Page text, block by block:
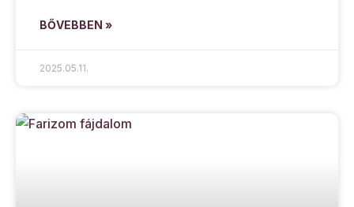
BŐVEBBEN »
2025.05.11.